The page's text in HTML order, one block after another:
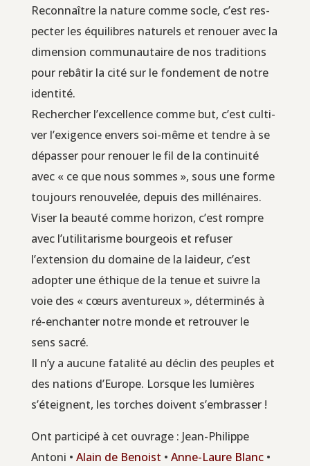
Recon­naître la nature comme socle, c’est res­
pec­ter les équi­libres natu­rels et renouer avec la
dimen­sion com­mu­nau­taire de nos tra­di­tions
pour rebâ­tir la cité sur le fon­de­ment de notre
identité.
Recher­cher l’excellence comme but, c’est culti­
ver l’exigence envers soi-même et tendre à se
dépas­ser pour renouer le fil de la conti­nui­té
avec « ce que nous sommes », sous une forme
tou­jours renou­ve­lée, depuis des millénaires.
Viser la beau­té comme hori­zon, c’est rompre
avec l’utilitarisme bour­geois et refu­ser
l’extension du domaine de la lai­deur, c’est
adop­ter une éthique de la tenue et suivre la
voie des « cœurs aven­tu­reux », déter­mi­nés à
ré-enchan­ter notre monde et retrou­ver le
sens sacré.
Il n’y a aucune fata­li­té au déclin des peuples et
des nations d’Europe. Lorsque les lumières
s’éteignent, les torches doivent s’embrasser !
Ont par­ti­ci­pé à cet ouvrage : Jean-Phi­lippe
Anto­ni • Alain de Benoist • Anne-Laure Blanc•